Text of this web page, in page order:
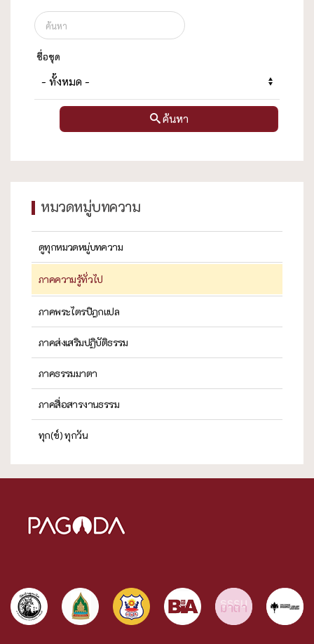
ชื่อชุด
ค้นหา
หมวดหมู่บทความ
ดูทุกหมวดหมู่บทความ
ภาคความรู้ทั่วไป
ภาคพระไตรปิฎกแปล
ภาคส่งเสริมปฏิบัติธรรม
ภาคธรรมมาตา
ภาคสื่อสารงานธรรม
ทุก(ข์) ทุกวัน